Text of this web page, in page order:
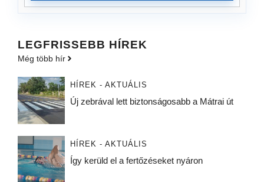
LEGFRISSEBB HÍREK
Még több hír
HÍREK - AKTUÁLIS
Új zebrával lett biztonságosabb a Mátrai út
HÍREK - AKTUÁLIS
Így kerüld el a fertőzéseket nyáron